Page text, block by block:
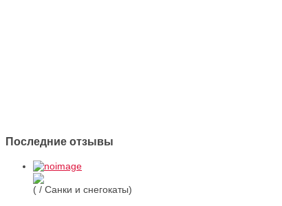
Последние отзывы
( / Санки и снегокаты)